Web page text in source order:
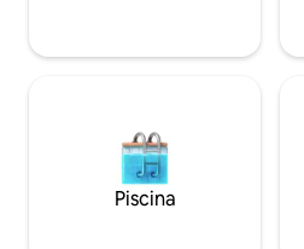
Piscina